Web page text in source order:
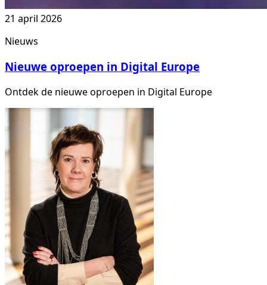
21 april 2026
Nieuws
Nieuwe oproepen in Digital Europe
Ontdek de nieuwe oproepen in Digital Europe